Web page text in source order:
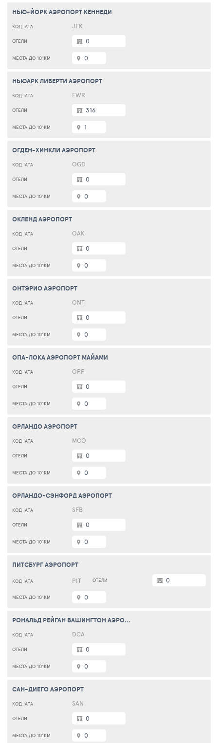
НЬЮ-ЙОРК АЭРОПОРТ КЕННЕДИ
JFK
0
0
НЬЮАРК ЛИБЕРТИ АЭРОПОРТ
EWR
316
1
ОГДЕН-ХИНКЛИ АЭРОПОРТ
OGD
0
0
ОКЛЕНД АЭРОПОРТ
OAK
0
0
ОНТЭРИО АЭРОПОРТ
ONT
0
0
ОПА-ЛОКА АЭРОПОРТ МАЙАМИ
OPF
0
0
ОРЛАНДО АЭРОПОРТ
MCO
0
0
ОРЛАНДО-СЭНФОРД АЭРОПОРТ
SFB
0
0
ПИТСБУРГ АЭРОПОРТ
PIT
0
0
РОНАЛЬД РЕЙГАН ВАШИНГТОН АЭРОПОРТ
DCA
0
0
САН-ДИЕГО АЭРОПОРТ
SAN
0
0